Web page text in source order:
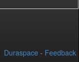
Duraspace - Feedback